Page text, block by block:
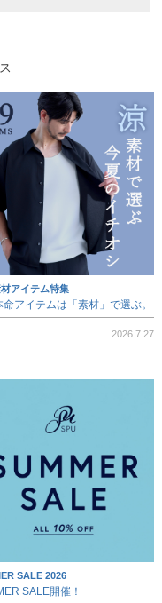
アイテム特集
命アイテムは「素材」で選ぶ。
2026.7.27
SALE 2026
SALE開催！